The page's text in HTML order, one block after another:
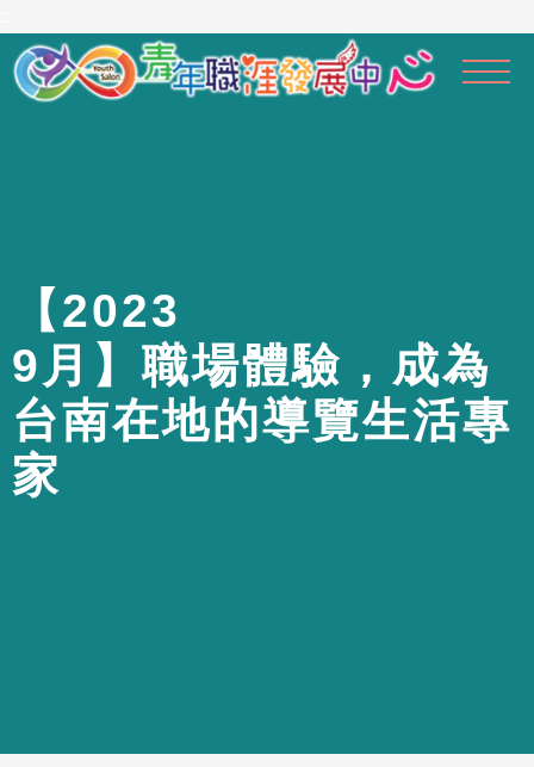
主
要
【 2023
9 月 】職場體驗 ， 成為
台南在地的導覽生活專
家